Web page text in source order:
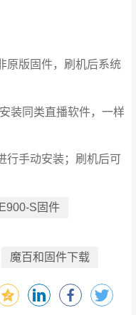
原版固件，刷机后系统
装同类直播软件，一样
行手动安装；刷机后可
S固件
魔百和固件下载